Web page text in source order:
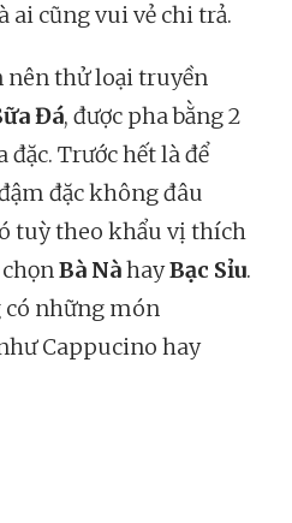
ai cũng vui vẻ chi trả.
nên thử loại truyền
Đá, được pha bằng 2
đặc. Trước hết là để
đặc không đâu
tuỳ theo khẩu vị thích
Bà NàhayBạc Sỉu.
có những món
Cappucino hay